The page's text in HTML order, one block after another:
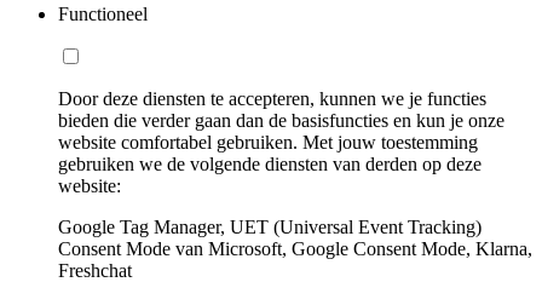
Functioneel
Door deze diensten te accepteren, kunnen we je functies
bieden die verder gaan dan de basisfuncties en kun je onze
website comfortabel gebruiken. Met jouw toestemming
gebruiken we de volgende diensten van derden op deze
website:
Google Tag Manager, UET (Universal Event Tracking)
Consent Mode van Microsoft, Google Consent Mode, Klarna,
Freshchat